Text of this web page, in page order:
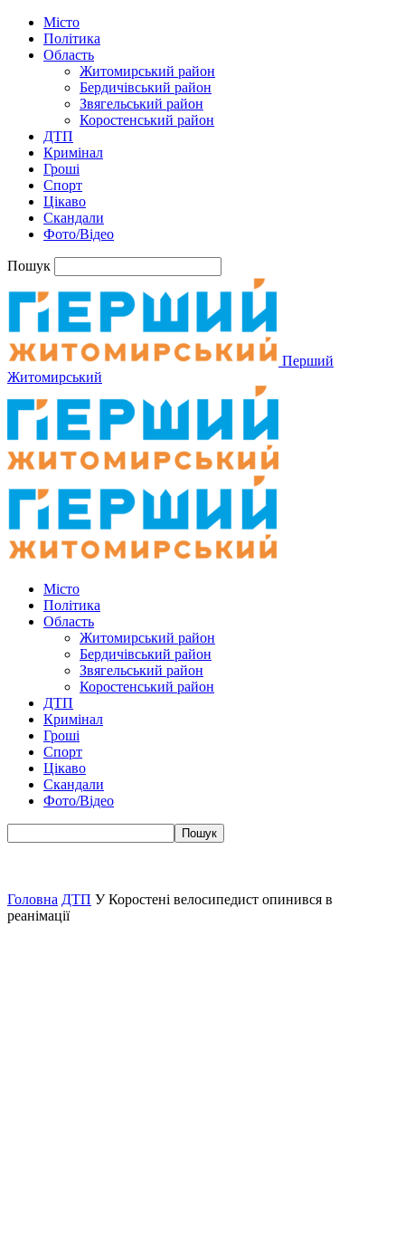
Місто
Політика
Область
Житомирський район
Бердичівський район
Звягельський район
Коростенський район
ДТП
Кримінал
Гроші
Спорт
Цікаво
Скандали
Фото/Відео
Пошук
Перший
Житомирський
Місто
Політика
Область
Житомирський район
Бердичівський район
Звягельський район
Коростенський район
ДТП
Кримінал
Гроші
Спорт
Цікаво
Скандали
Фото/Відео
Головна ДТП У Коростені велосипедист опинився в
реанімації